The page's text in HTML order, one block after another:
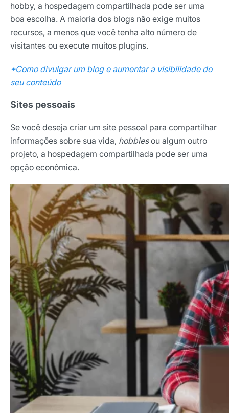
hobby, a hospedagem compartilhada pode ser uma
boa escolha. A maioria dos blogs não exige muitos
recursos, a menos que você tenha alto número de
visitantes ou execute muitos plugins.
+Como divulgar um blog e aumentar a visibilidade do
seu conteúdo
Sites pessoais
Se você deseja criar um site pessoal para compartilhar
informações sobre sua vida, hobbiesou algum outro
projeto, a hospedagem compartilhada pode ser uma
opção econômica.